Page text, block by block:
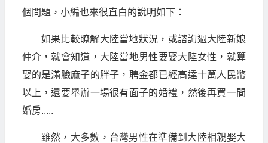
個問題，小編也來很直白的說明如下：
如果比較瞭解大陸當地狀況，或諮詢過大陸新娘
仲介，就會知道，大陸當地男性要娶大陸女性，就算
娶的是滿臉麻子的胖子，聘金都已經高達十萬人民幣
以上，還要舉辦一場很有面子的婚禮，然後再買一間
婚房.....
雖然，大多數，台灣男性在準備到大陸相親娶大